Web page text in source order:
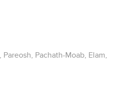
Pachath-Moab, Elam,